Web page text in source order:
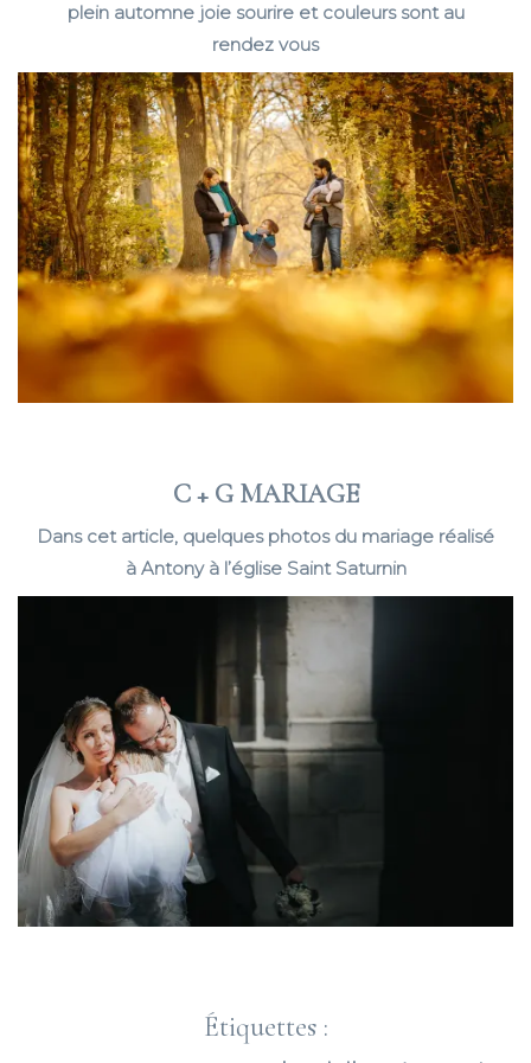
plein automne joie sourire et couleurs sont au
rendez vous
C + G MARIAGE
Dans cet article, quelques photos du mariage réalisé
à Antony à l’église Saint Saturnin
Étiquettes :